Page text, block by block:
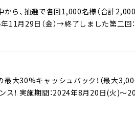
ら、抽選で各回1,000名様（合計
月29日（金）→終了しました第二回
大30%キャッシュバック！（最大
！ 実施期間：2024年8月20日(火)～